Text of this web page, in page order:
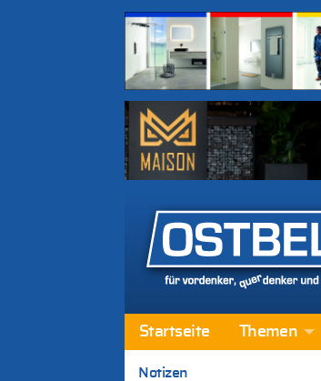
Startseite Themen
Notizen